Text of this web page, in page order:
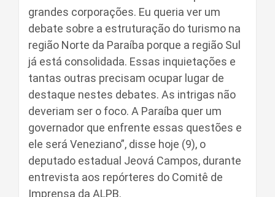
grandes corporações. Eu queria ver um
debate sobre a estruturação do turismo na
região Norte da Paraíba porque a região Sul
já está consolidada. Essas inquietações e
tantas outras precisam ocupar lugar de
destaque nestes debates. As intrigas não
deveriam ser o foco. A Paraíba quer um
governador que enfrente essas questões e
ele será Veneziano”, disse hoje (9), o
deputado estadual Jeová Campos, durante
entrevista aos repórteres do Comitê de
Imprensa da ALPB.